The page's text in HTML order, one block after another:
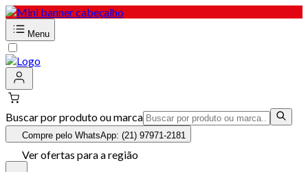
Menu
Buscar por produto ou marca
Compre pelo WhatsApp: (21) 97971-2181
Ver ofertas para a região